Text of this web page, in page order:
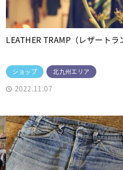
LEATHER TRAMP（レザートラ
ショップ 北九州エリア
2022.11.07